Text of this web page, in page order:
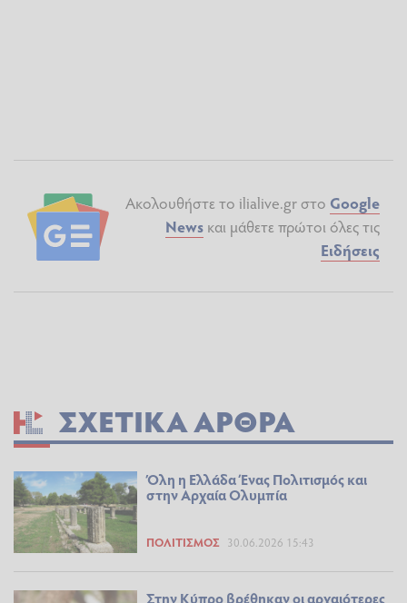
Ακολουθήστε το ilialive.gr στο Google
News και μάθετε πρώτοι όλες τις
Ειδήσεις
ΣΧΕΤΙΚΆ ΆΡΘΡΑ
Όλη η Ελλάδα Ένας Πολιτισμός και
στην Αρχαία Ολυμπία
ΠΟΛΙΤΙΣΜΌΣ 30.06.2026 15:43
Στην Κύπρο βρέθηκαν οι αρχαιότερες